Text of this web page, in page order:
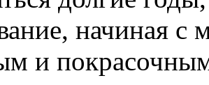
начиная с
и